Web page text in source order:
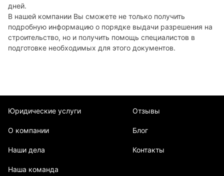
дней.
В нашей компании Вы сможете не только получить
подробную информацию о порядке выдачи разрешения на
строительство, но и получить помощь специалистов в
подготовке необходимых для этого документов.
Юридические услуги
О компании
Наши дела
Наша команда
Отзывы
Блог
Контакты